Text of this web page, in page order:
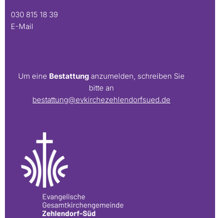
030 815 18 39
E-Mail
Um eine Bestattung anzumelden, schreiben Sie
bitte an
bestattung@evkirchezehlendorfsued.de